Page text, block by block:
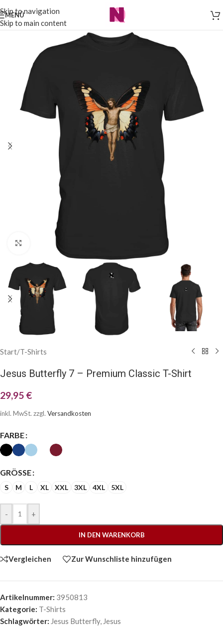
Skip to navigation
Skip to main content
MENÜ
Klick zum Vergrößern
Start/T-Shirts
Jesus Butterfly 7 – Premium Classic T-Shirt
29,95 €
inkl. MwSt. zzgl. Versandkosten
FARBE
GRÖSSE
S M L XL XXL 3XL 4XL 5XL
- +
IN DEN WARENKORB
Vergleichen Zur Wunschliste hinzufügen
Artikelnummer: 3950813
Kategorie: T-Shirts
Schlagwörter: Jesus Butterfly, Jesus